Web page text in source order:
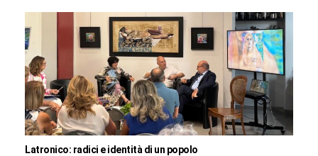
Latronico: radici e identità di un popolo